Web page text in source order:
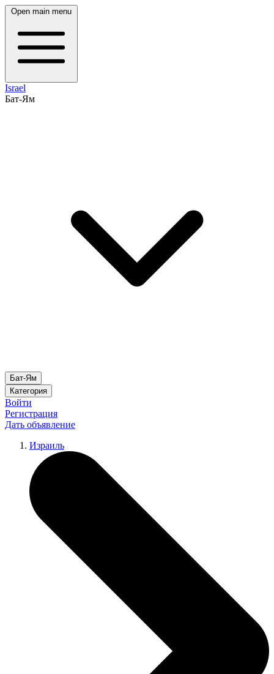
Open main menu
Israel
Бат-Ям
Бат-Ям
Категория
Войти
Регистрация
Дать объявление
Израиль